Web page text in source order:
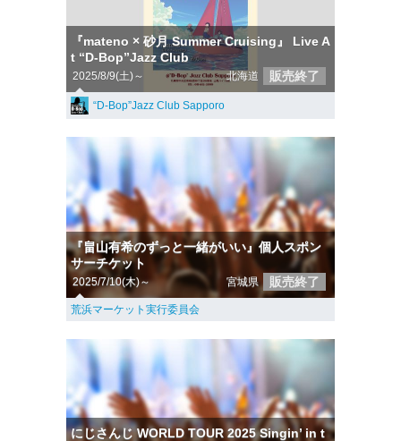
『mateno × 砂月 Summer Cruising』 Live A
t “D-Bop”Jazz Club
2025/8/9(土)～ 北海道 販売終了
“D-Bop”Jazz Club Sapporo
『畠山有希のずっと一緒がいい』個人スポン
サーチケット
2025/7/10(木)～ 宮城県 販売終了
荒浜マーケット実行委員会
にじさんじ WORLD TOUR 2025 Singin’ in t